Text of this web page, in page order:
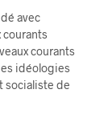
avec
courants
courants
idéologies
socialiste de